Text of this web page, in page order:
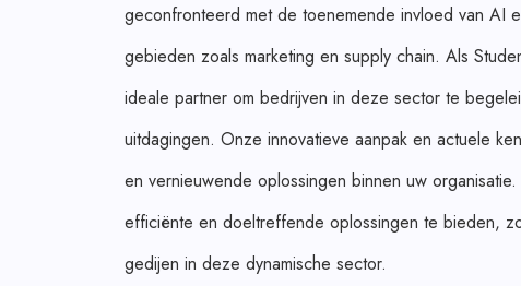
geconfronteerd met de toenemende invloed van AI
gebieden zoals marketing en supply chain. Als
ideale partner om bedrijven in deze sector te
uitdagingen. Onze innovatieve aanpak en actuele
en vernieuwende oplossingen binnen uw
efficiënte en doeltreffende oplossingen te bieden,
gedijen in deze dynamische sector.